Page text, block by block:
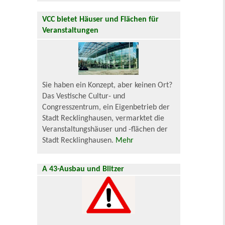
VCC bietet Häuser und Flächen für
Veranstaltungen
Sie haben ein Konzept, aber keinen Ort?
Das Vestische Cultur- und
Congresszentrum, ein Eigenbetrieb der
Stadt Recklinghausen, vermarktet die
Veranstaltungshäuser und -flächen der
Stadt Recklinghausen. Mehr
A 43-Ausbau und Blitzer